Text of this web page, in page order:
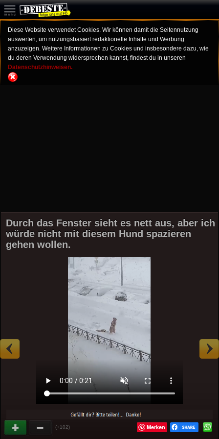
Diese Website verwendet Cookies. Wir können damit die Seitennutzung
auswerten, um nutzungsbasiert redaktionelle Inhalte und Werbung
anzuzeigen. Weitere Informationen zu Cookies und insbesondere dazu, wie
du deren Verwendung widersprechen kannst, findest du in unseren
Datenschutzhinweisen.
Durch das Fenster sieht es nett aus, aber ich
würde nicht mit diesem Hund spazieren
gehen wollen.
(+102) Merken